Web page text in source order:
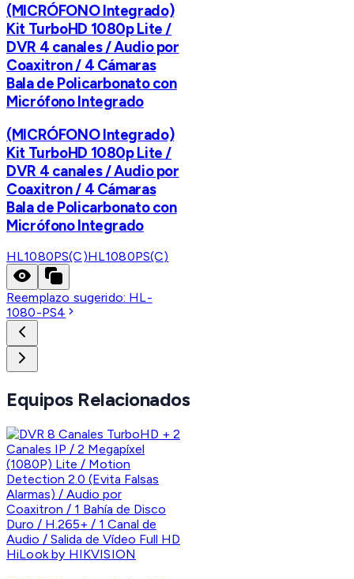
(MICRÓFONO Integrado)
Kit TurboHD 1080p Lite /
DVR 4 canales / Audio por
Coaxitron / 4 Cámaras
Bala de Policarbonato con
Micrófono Integrado
(MICRÓFONO Integrado)
Kit TurboHD 1080p Lite /
DVR 4 canales / Audio por
Coaxitron / 4 Cámaras
Bala de Policarbonato con
Micrófono Integrado
HL1080PS(C)HL1080PS(C)
Reemplazo sugerido: HL-
1080-PS4
Equipos Relacionados
HiLook by HIKVISION